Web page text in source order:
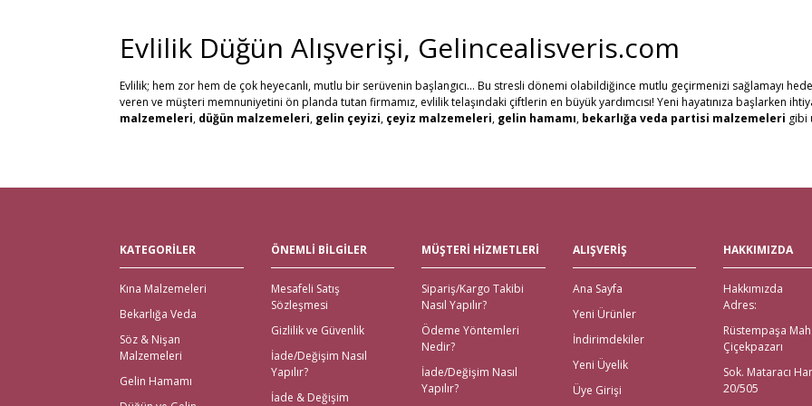
Gönder
Evlilik Düğün Alışverişi, Gelincealisveris.com
Evlilik; hem zor hem de çok heyecanlı, mutlu bir serüvenin başlangıcı... Bu stresli dönemi olabildiğince mutlu geçirmenizi sağlamayı
veren ve müşteri memnuniyetini ön planda tutan firmamız, evlilik telaşındaki çiftlerin en büyük yardımcısı! Yeni hayatınıza başlarken
malzemeleri, düğün malzemeleri, gelin çeyizi, çeyiz malzemeleri, gelin hamamı, bekarlığa veda partisi malzemeleri gibi
olanaklarımızla müşteri memnuniyetini en üst seviyede tutuyoruz. Ayrıca web sitemizdeki ürünleri yakından görmek isteyenler için,
Nikah Şekeri ve En Kaliteli Çeyiz Malzemeleri
için en doğru adres elbette Gelince Alışveriş! Özellikle alışverişi gelenlere, Aras kargo güvencesiyle, hızlı teslimat
için kapıda ödeme imkanı ile beraber yalnızca çeyiz malzemeleri için değil; sitemiz üzerinden ulaşabileceğiniz
nikah şekeri,kına
bekarlığa veda partisi malzemeleriiçin de kapıda ödeme imkanları bulunmaktadır. Yurt dışından nikah, nişan, kına ya da
içinde teslimat yapılmaktadır.
İhtiyacınız Olan Tüm Kına Malzemeleri için Tek Adres!
Gelince Alışveriş üzerinden ihtiyacınız olan tüm kına malzemeleri tek tıkla kapınızda! İhtiyacınız olan tüm kına gecesi malzemeleri; kına
KATEGORİLER
Kına Malzemeleri
Bekarlığa Veda
Söz & Nişan
Malzemeleri
Gelin Hamamı
ÖNEMLİ BİLGİLER
Mesafeli Satış
Sözleşmesi
Gizlilik ve Güvenlik
İade/Değişim Nasıl
Yapılır?
İade & Değişim
MÜŞTERİ HİZMETLERİ
Sipariş/Kargo Takibi
Nasıl Yapılır?
Ödeme Yöntemleri
Nedir?
İade/Değişim Nasıl
Yapılır?
ALIŞVERİŞ
Ana Sayfa
Yeni Ürünler
İndirimdekiler
Yeni Üyelik
Üye Girişi
HAKKIMIZDA
Hakkımızda
Adres:
Rüstempaşa Mah.
Çiçekpazarı
Sok. Mataracı
20/505